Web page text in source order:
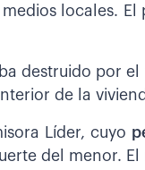
locales.
destruido por el
de la
Líder, cuyo
del menor.